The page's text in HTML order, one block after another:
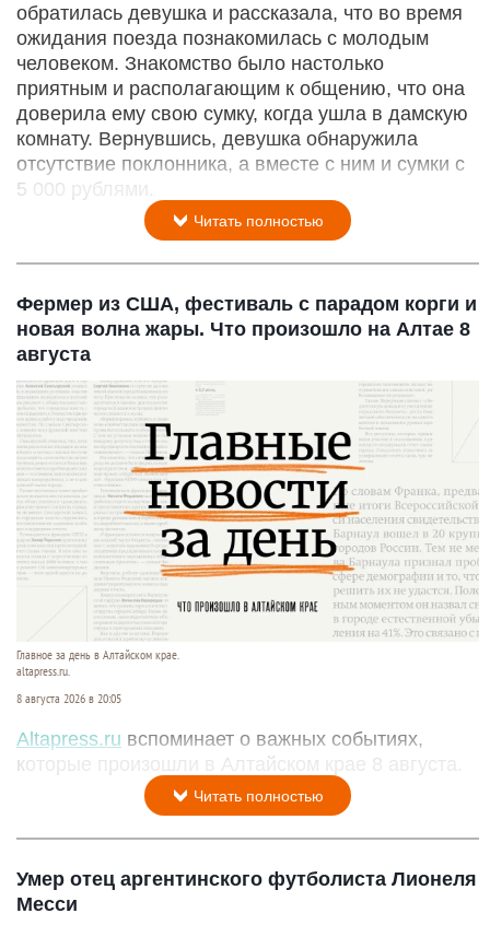
обратилась девушка и рассказала, что во время
ожидания поезда познакомилась с молодым
человеком. Знакомство было настолько
приятным и располагающим к общению, что она
доверила ему свою сумку, когда ушла в дамскую
комнату. Вернувшись, девушка обнаружила
отсутствие поклонника, а вместе с ним и сумки с
5 000 рублями.
Читать полностью
Фермер из США, фестиваль с парадом корги и
новая волна жары. Что произошло на Алтае 8
августа
Главное за день в Алтайском крае.
altapress.ru.
8 августа 2026 в 20:05
Altapress.ru вспоминает о важных событиях,
которые произошли в Алтайском крае 8 августа.
Читать полностью
Умер отец аргентинского футболиста Лионеля
Месси